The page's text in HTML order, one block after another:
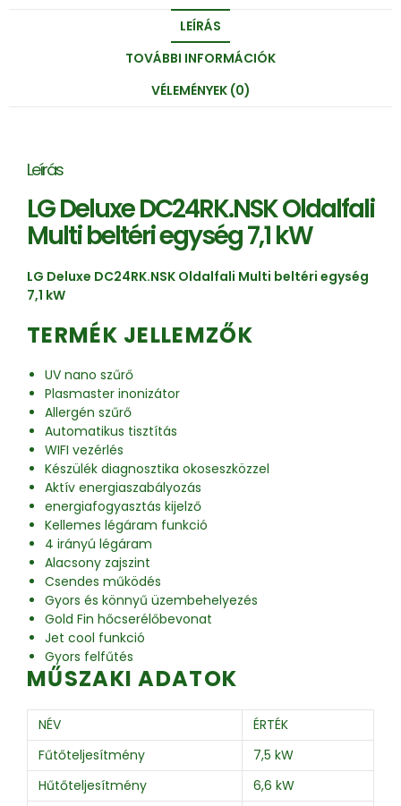
LEÍRÁS
TOVÁBBI INFORMÁCIÓK
VÉLEMÉNYEK (0)
Leírás
LG Deluxe DC24RK.NSK Oldalfali
Multi beltéri egység 7,1 kW
LG Deluxe DC24RK.NSK Oldalfali Multi beltéri egység
7,1 kW
TERMÉK JELLEMZŐK
UV nano szűrő
Plasmaster inonizátor
Allergén szűrő
Automatikus tisztítás
WIFI vezérlés
Készülék diagnosztika okoseszközzel
Aktív energiaszabályozás
energiafogyasztás kijelző
Kellemes légáram funkció
4 irányú légáram
Alacsony zajszint
Csendes működés
Gyors és könnyű üzembehelyezés
Gold Fin hőcserélőbevonat
Jet cool funkció
Gyors felfűtés
MŰSZAKI ADATOK
NÉV
ÉRTÉK
Fűtőteljesítmény
7,5 kW
Hűtőteljesítmény
6,6 kW